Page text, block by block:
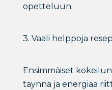
opetteluun.
3. Vaali helppoja
Ensimmäiset
täynnä ja energiaa